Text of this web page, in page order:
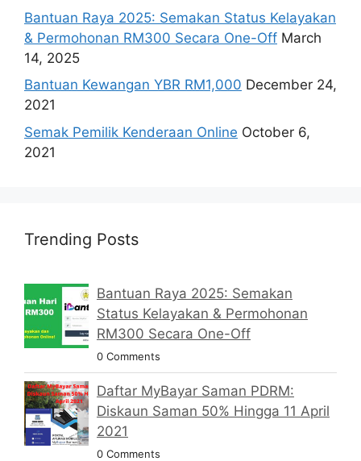
Bantuan Raya 2025: Semakan Status Kelayakan
& Permohonan RM300 Secara One-Off March
14, 2025
Bantuan Kewangan YBR RM1,000 December 24,
2021
Semak Pemilik Kenderaan Online October 6,
2021
Trending Posts
Bantuan Raya 2025: Semakan
Status Kelayakan & Permohonan
RM300 Secara One-Off
0 Comments
Daftar MyBayar Saman PDRM:
Diskaun Saman 50% Hingga 11 April
2021
0 Comments